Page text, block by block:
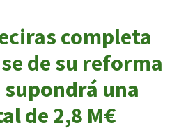
completa
de su reforma
una
de 2,8 M€